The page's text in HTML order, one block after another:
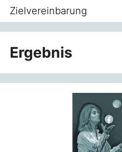
Zum
springen
Zielvereinbarung
Ergebnis